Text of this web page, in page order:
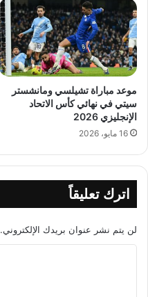
موعد مباراة تشيلسي ومانشستر
سيتي في نهائي كأس الاتحاد
الإنجليزي 2026
16 مايو، 2026
اترك تعليقاً
لن يتم نشر عنوان بريدك الإلكتروني.